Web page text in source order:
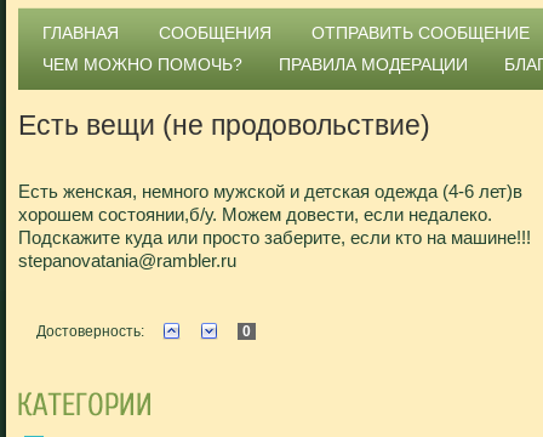
ГЛАВНАЯ СООБЩЕНИЯ
ОТПРАВИТЬ СООБЩЕНИЕ
ЧЕМ МОЖНО ПОМОЧЬ?
ПРАВИЛА МОДЕРАЦИИ
Есть вещи (не продовольствие)
Есть женская, немного мужской и детская одежда (4-6 лет)в
хорошем состоянии,б/у. Можем довести, если недалеко.
Подскажите куда или просто заберите, если кто на машине!!!
stepanovatania@rambler.ru
Достоверность: 0